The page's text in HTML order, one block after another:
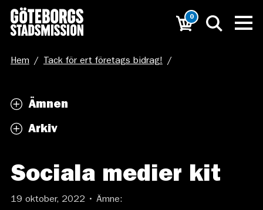
0
Hem / Tack för ert företags bidrag! /
Ämnen
Arkiv
Sociala medier kit
19 oktober, 2022 • Ämne: